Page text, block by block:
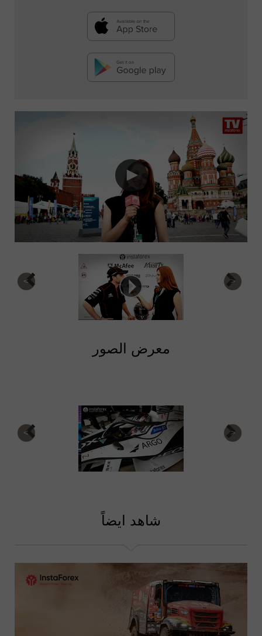
معرض الصور
شاهد ايضاً